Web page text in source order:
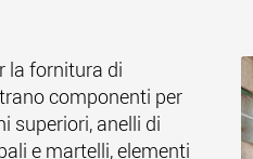
la fornitura di
componenti per
superiori, anelli di
e martelli, elementi